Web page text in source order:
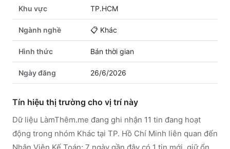
Khu vực TP.HCM
Ngành nghề 📋 Khác
Hình thức Bán thời gian
Ngày đăng 26/6/2026
Tín hiệu thị trường cho vị trí này
Dữ liệu LàmThêm.me đang ghi nhận 11 tin đang hoạt
động trong nhóm Khác tại TP. Hồ Chí Minh liên quan đến